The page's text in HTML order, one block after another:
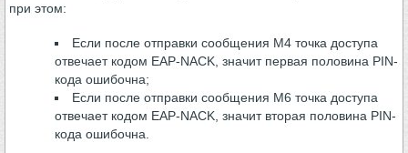
при этом:
Если после отправки сообщения М4 точка доступа
отвечает кодом EAP-NACK, значит первая половина PIN-
кода ошибочна;
Если после отправки сообщения М6 точка доступа
отвечает кодом EAP-NACK, значит вторая половина PIN-
кода ошибочна.